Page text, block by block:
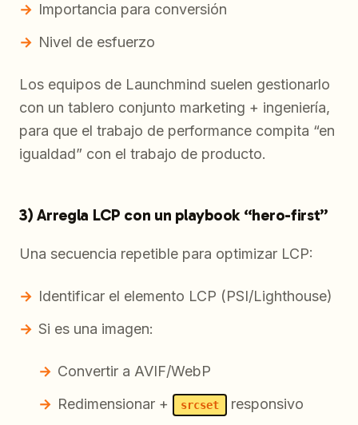
Importancia para conversión
Nivel de esfuerzo
Los equipos de Launchmind suelen gestionarlo
con un tablero conjunto marketing + ingeniería,
para que el trabajo de performance compita “en
igualdad” con el trabajo de producto.
3) Arregla LCP con un playbook “hero-first”
Una secuencia repetible para optimizar LCP:
Identificar el elemento LCP (PSI/Lighthouse)
Si es una imagen:
Convertir a AVIF/WebP
Redimensionar +
srcset
responsivo